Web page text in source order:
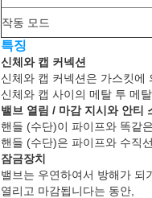
작동 모드
특징
신체와 캡 커넥션
신체와 캡 커넥션은 가스킷에
신체와 캡 사이의 메탈 투 메
밸브 열림 / 마감 지시와 안티
핸들 (수단)이 파이프와 똑같
핸들 (수단)은 파이프와 수직
잠금장치
밸브는 우연하여서 방해가 되
열리고 마감됩니다는 동안,